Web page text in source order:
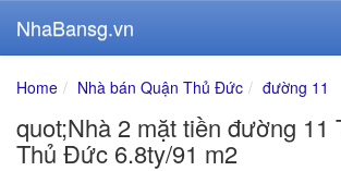
NhaBansg.vn
Home Nhà bán Quận Thủ Đức đường 11
quot;Nhà 2 mặt tiền đường 11
Thủ Đức 6.8ty/91 m2